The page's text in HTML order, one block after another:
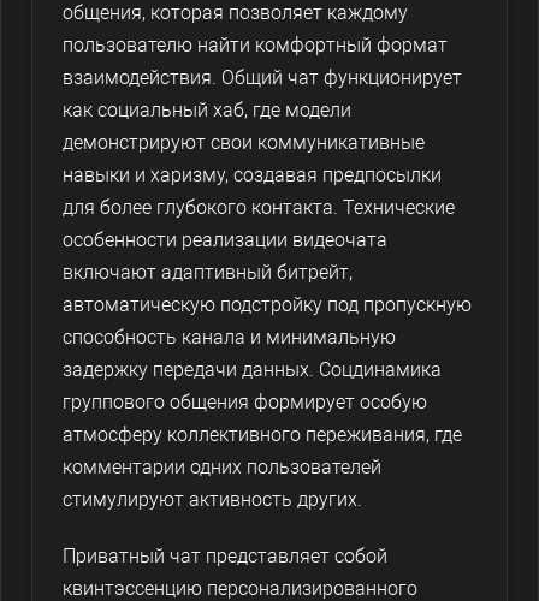
общения, которая позволяет каждому
пользователю найти комфортный формат
взаимодействия. Общий чат функционирует
как социальный хаб, где модели
демонстрируют свои коммуникативные
навыки и харизму, создавая предпосылки
для более глубокого контакта. Технические
особенности реализации видеочата
включают адаптивный битрейт,
автоматическую подстройку под пропускную
способность канала и минимальную
задержку передачи данных. Соцдинамика
группового общения формирует особую
атмосферу коллективного переживания, где
комментарии одних пользователей
стимулируют активность других.
Приватный чат представляет собой
квинтэссенцию персонализированного